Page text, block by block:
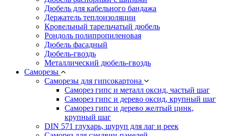
Дюбель для кабельного бандажа
Держатель теплоизоляции
Кровельный тарельчатый дюбель
Рондоль полипропиленовая
Дюбель фасадный
Дюбель-гвоздь
Металлический дюбель-гвоздь
Саморезы
Саморезы для гипсокартона
Саморез гипс и металл оксид, частый шаг
Саморез гипс и дерево оксид, крупный шаг
Саморез гипс и дерево желтый цинк,
крупный шаг
DIN 571 глухарь, шуруп для лаг и реек